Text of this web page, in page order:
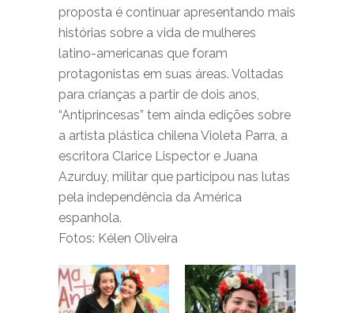
proposta é continuar apresentando mais
histórias sobre a vida de mulheres
latino-americanas que foram
protagonistas em suas áreas. Voltadas
para crianças a partir de dois anos,
“Antiprincesas” tem ainda edições sobre
a artista plástica chilena Violeta Parra, a
escritora Clarice Lispector e Juana
Azurduy, militar que participou nas lutas
pela independência da América
espanhola.
Fotos: Kélen Oliveira